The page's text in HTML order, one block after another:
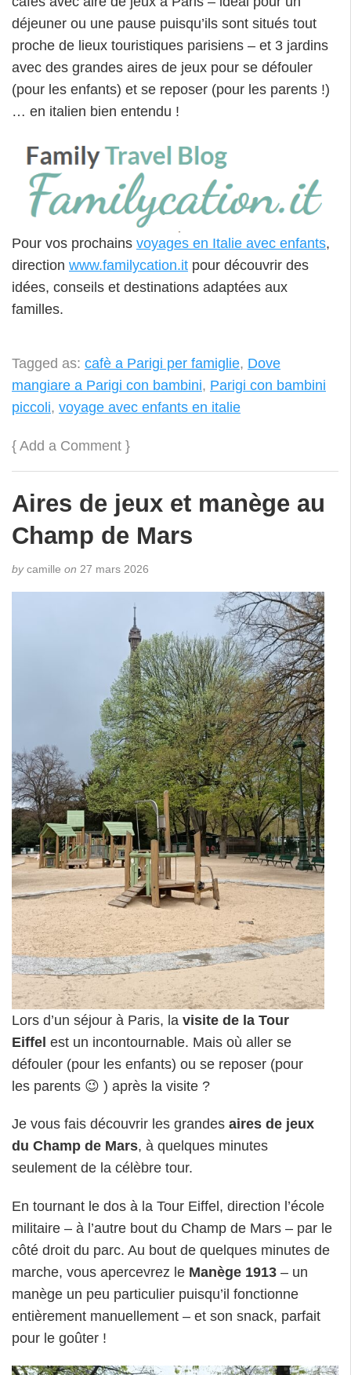
déjeuner ou une pause puisqu’ils sont situés tout
proche de lieux touristiques parisiens – et 3 jardins
avec des grandes aires de jeux pour se défouler
(pour les enfants) et se reposer (pour les parents !)
… en italien bien entendu !
Pour vos prochains voyages en Italie avec enfants,
direction www.familycation.it pour découvrir des
idées, conseils et destinations adaptées aux
familles.
Tagged as: cafè a Parigi per famiglie, Dove
mangiare a Parigi con bambini, Parigi con bambini
piccoli, voyage avec enfants en italie
{ Add a Comment }
Aires de jeux et manège au
Champ de Mars
bycamille on 27 mars 2026
Lors d’un séjour à Paris, la visite de la Tour
Eiffel est un incontournable. Mais où aller se
défouler (pour les enfants) ou se reposer (pour
les parents 😉 ) après la visite ?
Je vous fais découvrir les grandes aires de jeux
du Champ de Mars, à quelques minutes
seulement de la célèbre tour.
En tournant le dos à la Tour Eiffel, direction l’école
militaire – à l’autre bout du Champ de Mars – par le
côté droit du parc. Au bout de quelques minutes de
marche, vous apercevrez le Manège 1913 – un
manège un peu particulier puisqu’il fonctionne
entièrement manuellement – et son snack, parfait
pour le goûter !